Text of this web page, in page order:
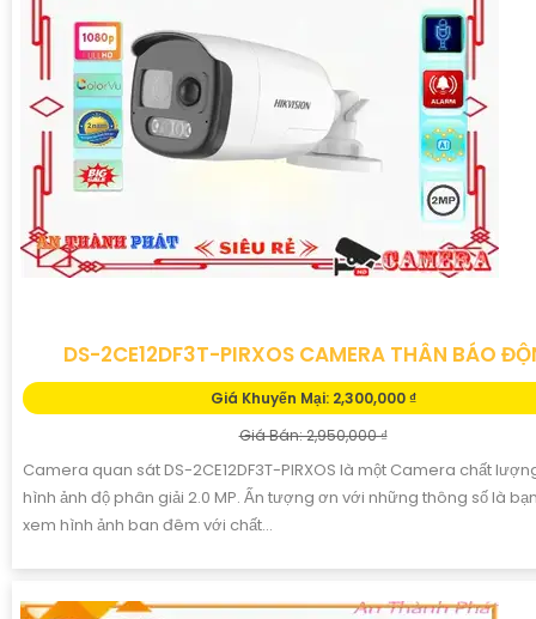
DS-2CE12DF3T-PIRXOS CAMERA THÂN BÁO
Giá Khuyến Mại: 2,300,000 ₫
Giá Bán: 2,950,000 ₫
Camera quan sát DS-2CE12DF3T-PIRXOS là một Camera chất
hình ảnh độ phân giải 2.0 MP. Ấn tượng ơn với những thông số là
xem hình ảnh ban đêm với chất...